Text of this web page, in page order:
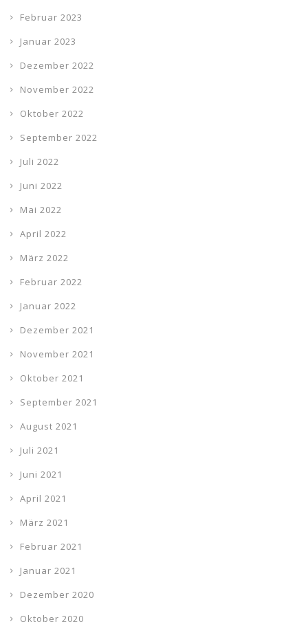
Februar 2023
Januar 2023
Dezember 2022
November 2022
Oktober 2022
September 2022
Juli 2022
Juni 2022
Mai 2022
April 2022
März 2022
Februar 2022
Januar 2022
Dezember 2021
November 2021
Oktober 2021
September 2021
August 2021
Juli 2021
Juni 2021
April 2021
März 2021
Februar 2021
Januar 2021
Dezember 2020
Oktober 2020